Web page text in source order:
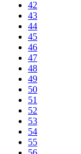
42
43
44
45
46
47
48
49
50
51
52
53
54
55